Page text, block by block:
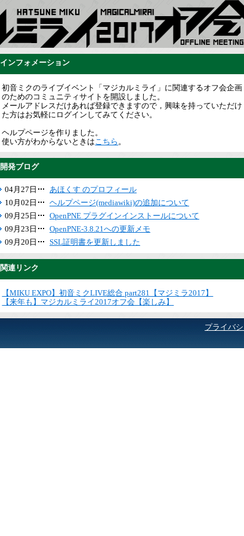
インフォメーション
初音ミクのライブイベント「マジカルミライ」に関連するオフ会企画
のためのコミュニティサイトを開設しました。
メールアドレスだけあれば登録できますので，興味を持っていただけ
た方はお気軽にログインしてみてください。
ヘルプページを作りました。
使い方がわからないときはこちら 。
開発ブログ
04月27日
あほくす のプロフィール
10月02日
ヘルプページ(mediawiki)の追加について
09月25日
OpenPNE プラグインインストールについて
09月23日
OpenPNE-3.8.21への更新メモ
09月20日
SSL証明書を更新しました
関連リンク
【MIKU EXPO】初音ミクLIVE総合 part281【マジミラ2017】
【来年も】マジカルミライ2017オフ会【楽しみ】
プライバ